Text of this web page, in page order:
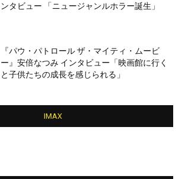
ンタビュー 「ニュージャンルホラー誕生」
『パウ・パトロール ザ・マイティ・ムービ
ー』安倍なつみ インタビュー「映画館に行く
と子供たちの成長を感じられる」
IMAX